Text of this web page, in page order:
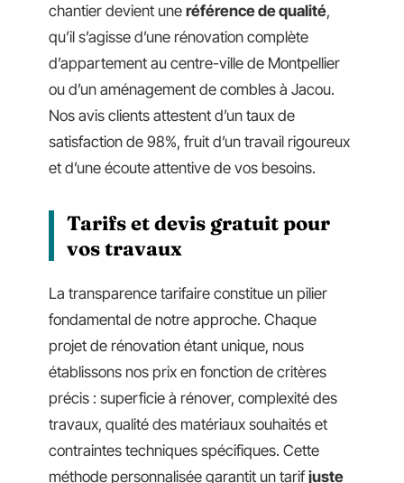
chantier devient une référence de qualité,
qu’il s’agisse d’une rénovation complète
d’appartement au centre-ville de Montpellier
ou d’un aménagement de combles à Jacou.
Nos avis clients attestent d’un taux de
satisfaction de 98%, fruit d’un travail rigoureux
et d’une écoute attentive de vos besoins.
Tarifs et devis gratuit pour
vos travaux
La transparence tarifaire constitue un pilier
fondamental de notre approche. Chaque
projet de rénovation étant unique, nous
établissons nos prix en fonction de critères
précis : superficie à rénover, complexité des
travaux, qualité des matériaux souhaités et
contraintes techniques spécifiques. Cette
méthode personnalisée garantit un tarifjuste